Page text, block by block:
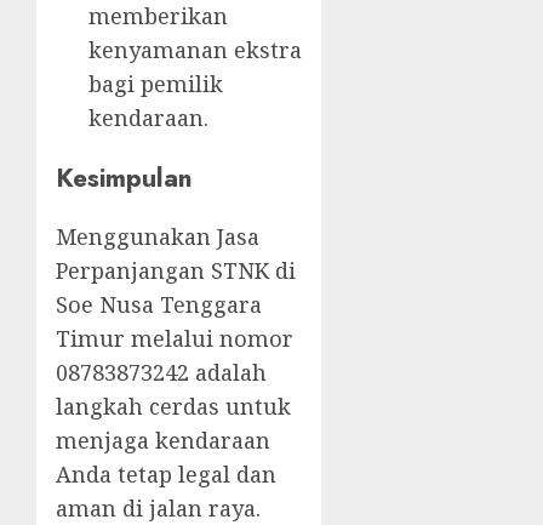
memberikan
kenyamanan ekstra
bagi pemilik
kendaraan.
Kesimpulan
Menggunakan Jasa
Perpanjangan STNK di
Soe Nusa Tenggara
Timur melalui nomor
08783873242 adalah
langkah cerdas untuk
menjaga kendaraan
Anda tetap legal dan
aman di jalan raya.